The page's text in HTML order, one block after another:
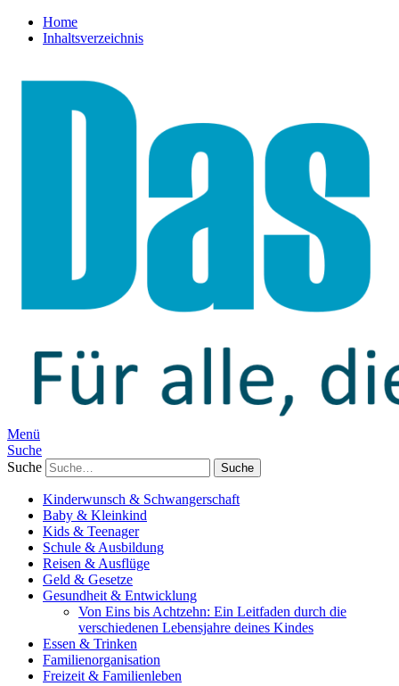
Home
Inhaltsverzeichnis
Menü
Suche
Suche
Kinderwunsch & Schwangerschaft
Baby & Kleinkind
Kids & Teenager
Schule & Ausbildung
Reisen & Ausflüge
Geld & Gesetze
Gesundheit & Entwicklung
Von Eins bis Achtzehn: Ein Leitfaden durch die
verschiedenen Lebensjahre deines Kindes
Essen & Trinken
Familienorganisation
Freizeit & Familienleben